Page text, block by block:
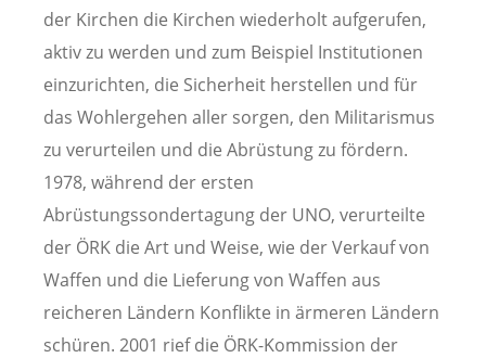
der Kirchen die Kirchen wiederholt aufgerufen,
aktiv zu werden und zum Beispiel Institutionen
einzurichten, die Sicherheit herstellen und für
das Wohlergehen aller sorgen, den Militarismus
zu verurteilen und die Abrüstung zu fördern.
1978, während der ersten
Abrüstungssondertagung der UNO, verurteilte
der ÖRK die Art und Weise, wie der Verkauf von
Waffen und die Lieferung von Waffen aus
reicheren Ländern Konflikte in ärmeren Ländern
schüren. 2001 rief die ÖRK-Kommission der